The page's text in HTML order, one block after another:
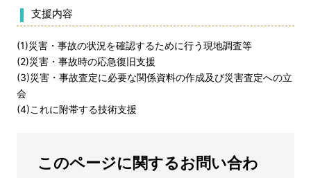
支援内容
(1)災害・事故の状況を確認するために行う現地調査等
(2)災害・事故時の応急復旧支援
(3)災害・事故査定に必要な関係資料の作成及び災害査定への立
会
(4)これに附帯する技術支援
このページに関するお問い合わ